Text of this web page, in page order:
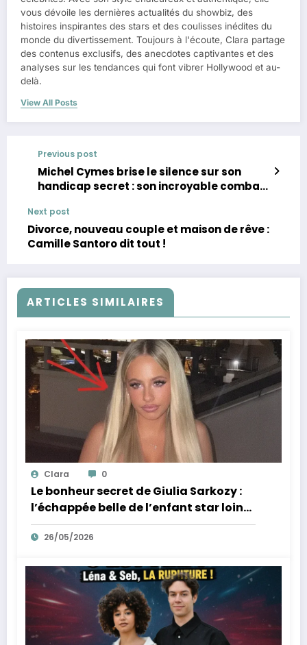
vous dévoile les dernières actualités du showbiz, des
histoires inspirantes des stars et des coulisses inédites du
monde du divertissement. Toujours à l'écoute, Clara partage
des contenus exclusifs, des anecdotes captivantes et des
analyses sur les tendances qui font vibrer Hollywood et au-
delà.
View All Posts
Previous post
Michel Cymes brise le silence sur son
handicap secret : son incroyable combat
Next post
Divorce, nouveau couple et maison de rêve :
Camille Santoro dit tout !
ARTICLES SIMILAIRES
Clara 0
Le bonheur secret de Giulia Sarkozy :
l’échappée belle de l’enfant star loin
des tumultes familiaux.
26/05/2026